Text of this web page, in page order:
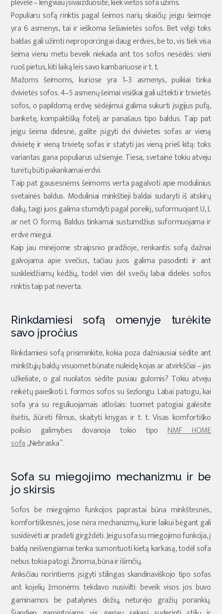
Populiaru sofą rinktis pagal šeimos narių skaičių: jeigu šeimoje
yra 6 asmenys, tai ir ieškoma šešiavietės sofos. Bet vėlgi toks
baldas gali užimti neproporcingai daug erdvės, be to, vis tiek visa
šeima vienu metu beveik niekada ant tos sofos nesėdės: vieni
ruoš pietus, kiti laiką leis savo kambariuose ir t. t.
Mažoms šeimoms, kuriose yra 1–3 asmenys, puikiai tinka
dvivietės sofos. 4–5 asmenų šeimai visiškai gali užtekti ir trivietės
sofos, o papildomą erdvę sėdėjimui galima sukurti įsigijus pufą,
banketę, kompaktišką fotelį ar panašaus tipo baldus. Taip pat
jeigu šeima didesnė, galite įsigyti dvi dvivietes sofas ar vieną
dvivietę ir vieną trivietę sofas ir statyti jas vieną prieš kitą: toks
variantas gana populiarus užsienyje. Tiesa, svetainė tokiu atveju
turėtų būti pakankamai erdvi.
Taip pat gausesnėms šeimoms verta pagalvoti apie modulinius
svetainės baldus. Moduliniai minkštieji baldai sudaryti iš atskirų
dalių, taigi juos galima stumdyti pagal poreikį, suformuojant U, L
ar net O formą. Baldus tinkamai sustumdžius suformuojama ir
erdvė miegui.
Kaip jau minėjome straipsnio pradžioje, renkantis sofą dažnai
galvojama apie svečius, tačiau juos galima pasodinti ir ant
suskleidžiamų kėdžių, todėl vien dėl svečių labai didelės sofos
rinktis taip pat neverta.
Rinkdamiesi sofą omenyje turėkite
savo įpročius
Rinkdamiesi sofą prisiminkite, kokia poza dažniausiai sėdite ant
minkštųjų baldų: visuomet būnate nuleidę kojas ar atvirkščiai – jas
užkeliate, o gal nuolatos sėdite pusiau gulomis? Tokiu atveju
reikėtų paieškoti L formos sofos su šezlongu. Labai patogu, kai
sofa yra su reguliuojamais atlošais: tuomet patogiai galėsite
ilsėtis, žiūrėti filmus, skaityti knygas ir t. t. Visas komfortiško
poilsio galimybes dovanoja tokio tipoNMF HOME
sofa„Nebraska“.
Sofa su miegojimo mechanizmu ir be
jo skirsis
Sofos be miegojimo funkcijos paprastai būna minkštesnės,
komfortiškesnės, jose nėra mechanizmų, kurie laikui bėgant gali
susidėvėti ar pradėti girgždėti. Jeigu sofa su miegojimo funkcija, į
baldą neišvengiamai tenka sumontuoti kietą karkasą, todėl sofa
nebus tokia patogi. Žinoma, būna ir išimčių.
Anksčiau norintiems įsigyti stilingas skandinaviškojo tipo sofas
ant kojelių žmonėms tekdavo nusivilti: beveik visos jos buvo
gaminamos be patalynės dėžių, neturėjo gražių porankių.